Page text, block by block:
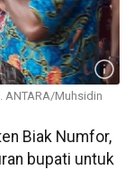
ANTARA/Muhsidin
Biak Numfor,
bupati untuk